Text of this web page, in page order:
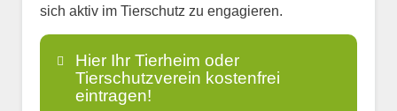
sich aktiv im Tierschutz zu engagieren.
Hier Ihr Tierheim oder
Tierschutzverein kostenfrei
eintragen!